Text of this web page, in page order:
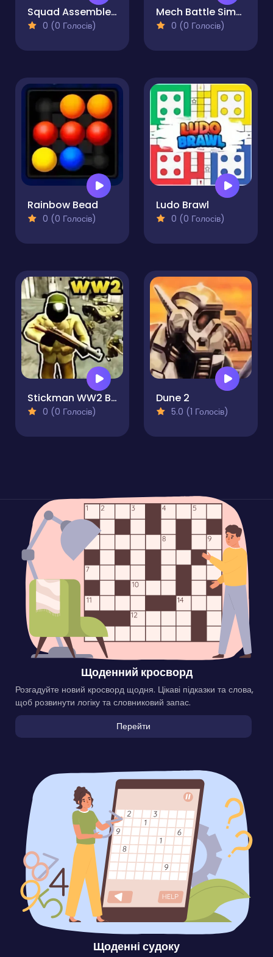
Squad Assembler - Red vs Blue
0 (0 Голосів)
Mech Battle Simulator
0 (0 Голосів)
Rainbow Bead
0 (0 Голосів)
Ludo Brawl
0 (0 Голосів)
Stickman WW2 Battle Simulator
0 (0 Голосів)
Dune 2
5.0 (1 Голосів)
Щоденний кросворд
Розгадуйте новий кросворд щодня. Цікаві підказки та слова,
щоб розвинути логіку та словниковий запас.
Перейти
Щоденні судоку